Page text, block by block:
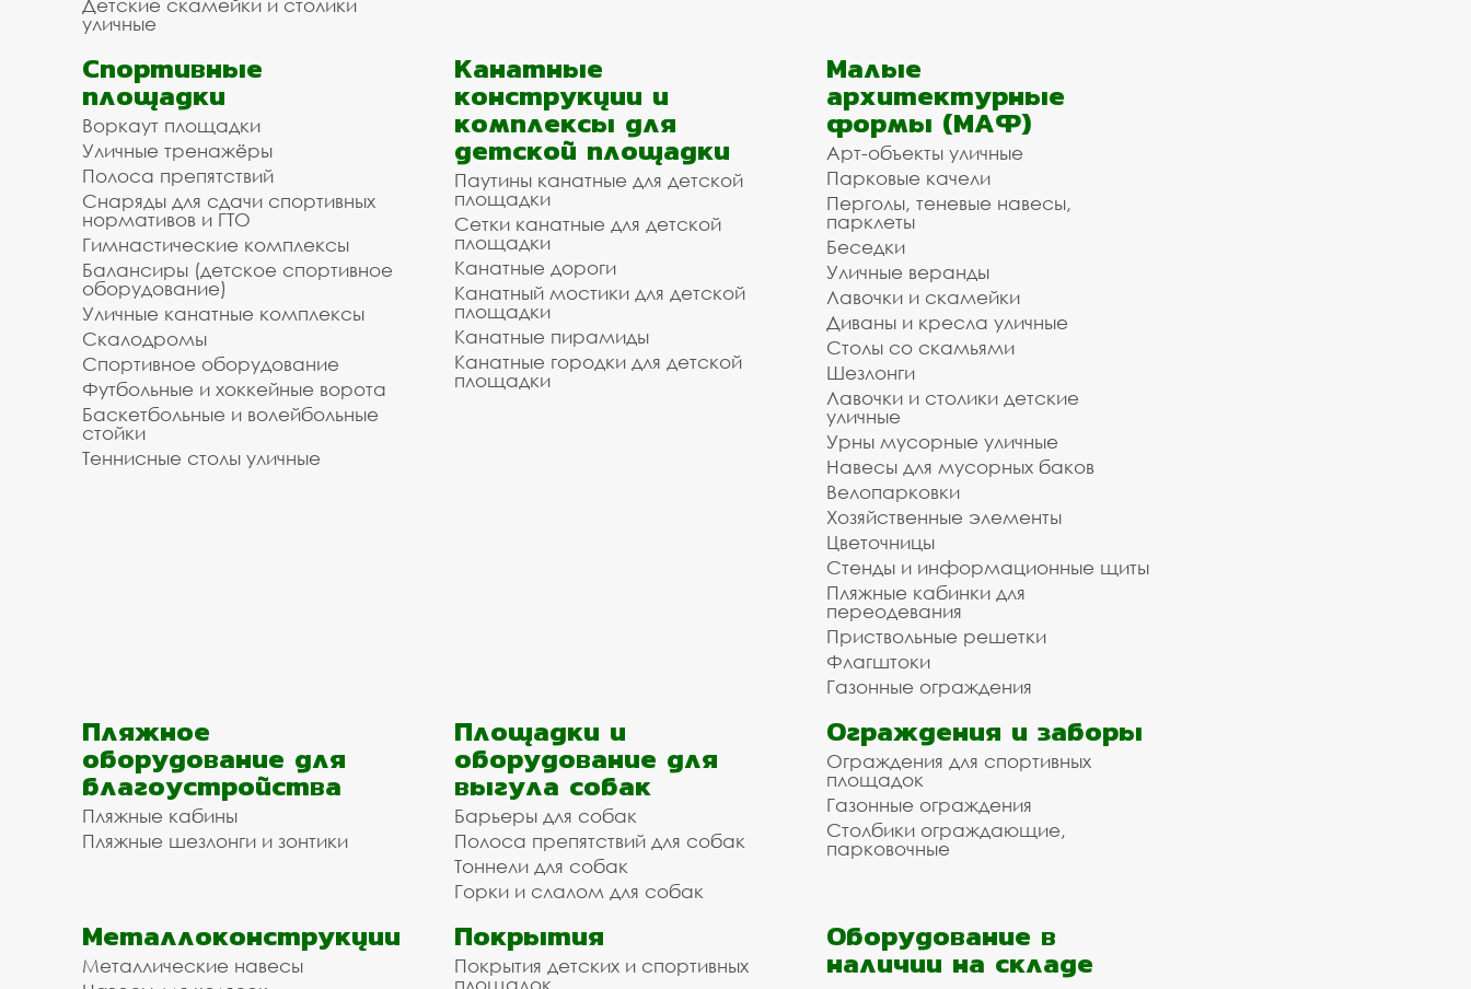
Детские скамейки и столики
уличные
Спортивные
площадки
Воркаут площадки
Уличные тренажёры
Полоса препятствий
Снаряды для сдачи спортивных
нормативов и ГТО
Гимнастические комплексы
Балансиры (детское спортивное
оборудование)
Уличные канатные комплексы
Скалодромы
Спортивное оборудование
Футбольные и хоккейные ворота
Баскетбольные и волейбольные
стойки
Теннисные столы уличные
Канатные
конструкции и
комплексы для
детской площадки
Паутины канатные для детской
площадки
Сетки канатные для детской
площадки
Канатные дороги
Канатный мостики для детской
площадки
Канатные пирамиды
Канатные городки для детской
площадки
Малые
архитектурные
формы (МАФ)
Арт-объекты уличные
Парковые качели
Перголы, теневые навесы,
парклеты
Беседки
Уличные веранды
Лавочки и скамейки
Диваны и кресла уличные
Столы со скамьями
Шезлонги
Лавочки и столики детские
уличные
Урны мусорные уличные
Навесы для мусорных баков
Велопарковки
Хозяйственные элементы
Цветочницы
Стенды и информационные щиты
Пляжные кабинки для
переодевания
Приствольные решетки
Флагштоки
Газонные ограждения
Пляжное
оборудование для
благоустройства
Пляжные кабины
Пляжные шезлонги и зонтики
Площадки и
оборудование для
выгула собак
Барьеры для собак
Полоса препятствий для собак
Тоннели для собак
Горки и слалом для собак
Ограждения и заборы
Ограждения для спортивных
площадок
Газонные ограждения
Столбики ограждающие,
парковочные
Металлоконструкции
Металлические навесы
Покрытия
Покрытия детских и спортивных
площадок
Оборудование в
наличии на складе